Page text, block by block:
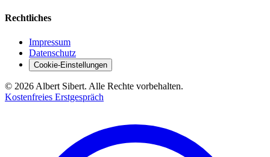
Rechtliches
Impressum
Datenschutz
Cookie-Einstellungen
© 2026 Albert Sibert. Alle Rechte vorbehalten.
Kostenfreies Erstgespräch